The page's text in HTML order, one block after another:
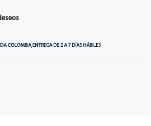
COLOMBIA,ENTREGA DE 2 A 7 DÍAS HÁBILES